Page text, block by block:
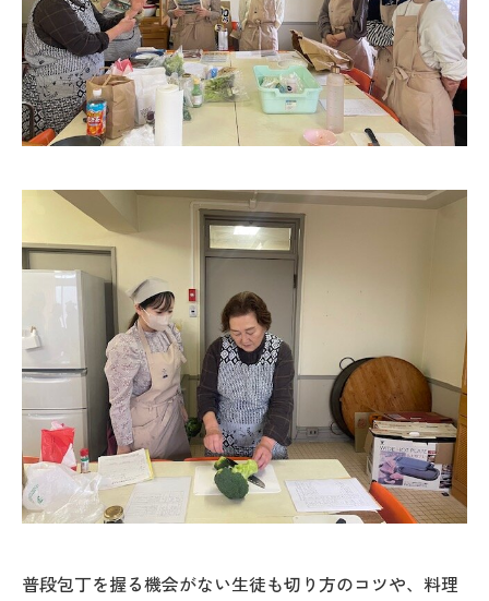
普段包丁を握る機会がない生徒も切り方のコツや、料理